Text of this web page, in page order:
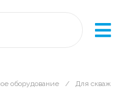
оборудование / Для скважин